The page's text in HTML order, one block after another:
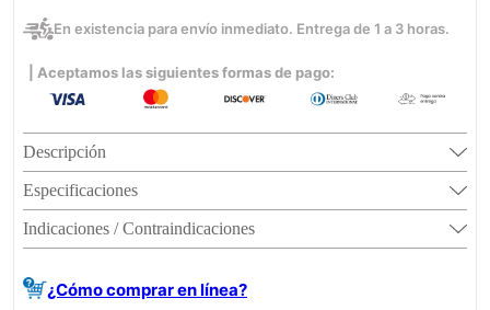
En existencia para envío inmediato. Entrega de 1 a 3 horas.
| Aceptamos las siguientes formas de pago:
Descripción
Especificaciones
Indicaciones / Contraindicaciones
¿Cómo comprar en línea?